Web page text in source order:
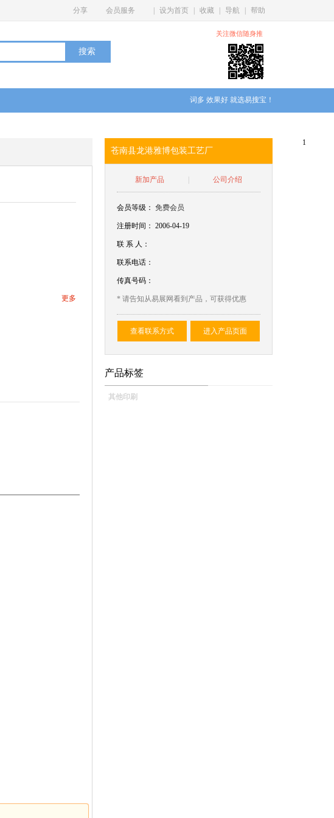
分享 会员服务 设为首页 收藏 导航 帮助
关注微信随身推
词多 效果好 就选易搜宝！
更多
苍南县龙港雅博包装工艺厂
新加产品 公司介绍
会员等级：免费会员
注册时间： 2006-04-19
联 系 人：
联系电话：
传真号码：
* 请告知从易展网看到产品，可获得优惠
查看联系方式 进入产品页面
产品标签
其他印刷
1